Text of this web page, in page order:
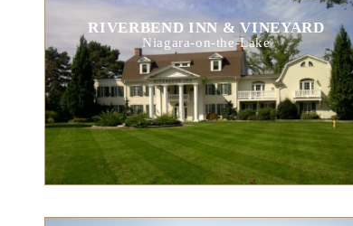
RIVERBEND INN & VINEYARD
Niagara-on-the-Lake